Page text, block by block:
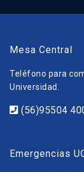
Mesa Central
Teléfono para
Universidad.
(56)95504
Emergencias